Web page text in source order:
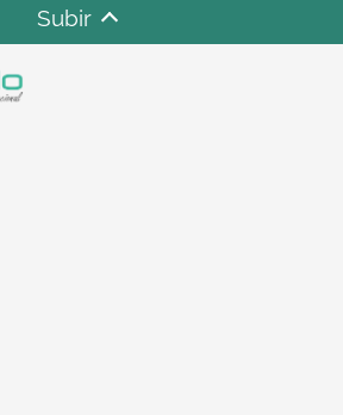
Subir